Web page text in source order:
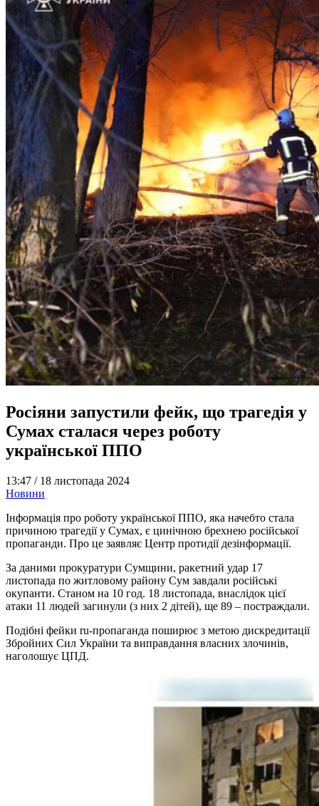
Росіяни запустили фейк, що трагедія у
Сумах сталася через роботу
української ППО
13:47 / 18 листопада 2024
Новини
Інформація про роботу української ППО, яка начебто стала
причиною трагедії у Сумах, є цинічною брехнею російської
пропаганди. Про це заявляє Центр протидії дезінформації.
За даними прокуратури Сумщини, ракетний удар 17
листопада по житловому району Сум завдали російські
окупанти. Станом на 10 год. 18 листопада, внаслідок цієї
атаки 11 людей загинули (з них 2 дітей), ще 89 – постраждали.
Подібні фейки ru-пропаганда поширює з метою дискредитації
Збройних Сил України та виправдання власних злочинів,
наголошує ЦПД.